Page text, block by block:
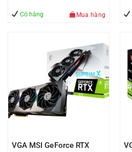
Có hàng Mua hàng
VGA MSI GeForce RTX